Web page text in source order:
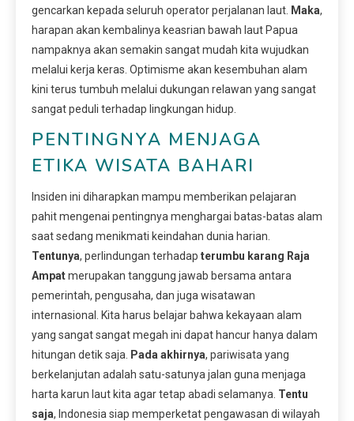
gencarkan kepada seluruh operator perjalanan laut. Maka,
harapan akan kembalinya keasrian bawah laut Papua
nampaknya akan semakin sangat mudah kita wujudkan
melalui kerja keras. Optimisme akan kesembuhan alam
kini terus tumbuh melalui dukungan relawan yang sangat
sangat peduli terhadap lingkungan hidup.
PENTINGNYA MENJAGA
ETIKA WISATA BAHARI
Insiden ini diharapkan mampu memberikan pelajaran
pahit mengenai pentingnya menghargai batas-batas alam
saat sedang menikmati keindahan dunia harian.
Tentunya, perlindungan terhadap terumbu karang Raja
Ampatmerupakan tanggung jawab bersama antara
pemerintah, pengusaha, dan juga wisatawan
internasional. Kita harus belajar bahwa kekayaan alam
yang sangat sangat megah ini dapat hancur hanya dalam
hitungan detik saja.
Pada akhirnya, pariwisata yang
berkelanjutan adalah satu-satunya jalan guna menjaga
harta karun laut kita agar tetap abadi selamanya. Tentu
saja, Indonesia siap memperketat pengawasan di wilayah